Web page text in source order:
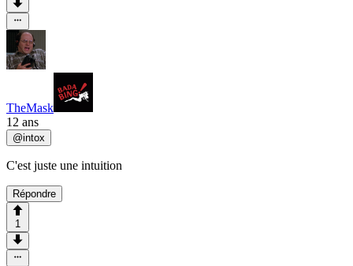
TheMask
12 ans
@intox
C'est juste une intuition
Répondre
1